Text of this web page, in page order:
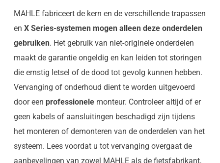
MAHLE fabriceert de kern en de verschillende trapassen
en X Series-systemen mogen alleen deze onderdelen
gebruiken. Het gebruik van niet-originele onderdelen
maakt de garantie ongeldig en kan leiden tot storingen
die ernstig letsel of de dood tot gevolg kunnen hebben.
Vervanging of onderhoud dient te worden uitgevoerd
door een professionelemonteur. Controleer altijd of er
geen kabels of aansluitingen beschadigd zijn tijdens
het monteren of demonteren van de onderdelen van het
systeem. Lees voordat u tot vervanging overgaat de
aanbevelingen van zowel MAHLE als de fietsfabrikant,